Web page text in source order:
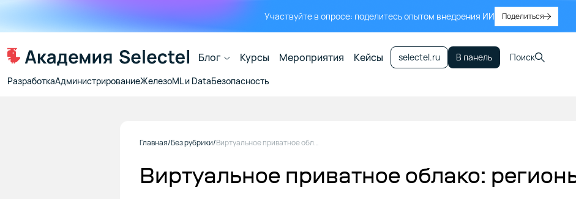
Участвуйте в опросе: поделитесь опытом внедрения ИИ Поделиться
Блог Курсы Мероприятия Кейсы selectel.ru В панель Поиск
РазработкаАдминистрированиеЖелезоML и DataБезопасность
Главная Без рубрики Виртуальное приватное облако: регионы и зоны
Виртуальное приватное облако: